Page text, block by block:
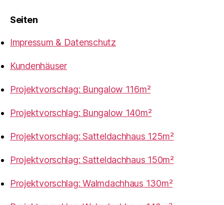
Seiten
Impressum & Datenschutz
Kundenhäuser
Projektvorschlag: Bungalow 116m²
Projektvorschlag: Bungalow 140m²
Projektvorschlag: Satteldachhaus 125m²
Projektvorschlag: Satteldachhaus 150m²
Projektvorschlag: Walmdachhaus 130m²